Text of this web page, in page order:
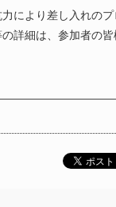
により差し入れの
詳細は、参加者の